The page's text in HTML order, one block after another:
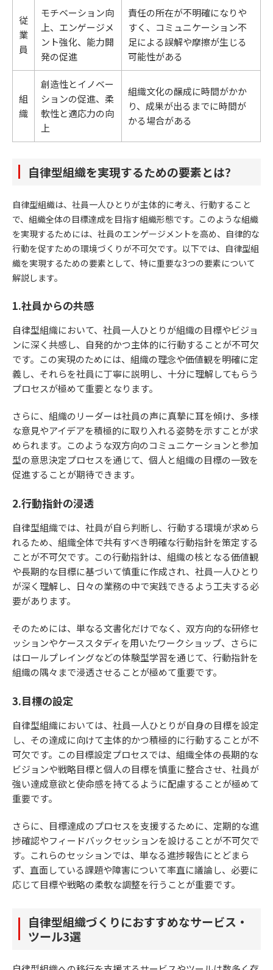
従
業
員
モチベーション向
上、エンゲージメ
ント強化、能力開
発の促進
責任の所在が不明確になりや
すく、コミュニケーション不
足による誤解や摩擦が生じる
可能性がある
組
織
創造性とイノベー
ションの促進、柔
軟性と適応力の向
上
組織文化の醸成に時間がかか
り、成果が出るまでに時間が
かる場合がある
自律型組織を実現するための要素とは？
自律型組織は、社員一人ひとりが主体的に考え、行動すること
で、組織全体の目標達成を目指す組織形態です。このような組織
を実現するためには、社員のエンゲージメントを高め、自律的な
行動を促すための環境づくりが不可欠です。以下では、自律型組
織を実現するための要素として、特に重要な3つの要素について
解説します。
1.社員からの共感
自律型組織において、社員一人ひとりが組織の目標やビジョ
ンに深く共感し、自発的かつ主体的に行動することが不可欠
です。この実現のためには、組織の理念や価値観を明確に定
義し、それらを社員に丁寧に説明し、十分に理解してもらう
プロセスが極めて重要となります。
さらに、組織のリーダーは社員の声に真摯に耳を傾け、多様
な意見やアイデアを積極的に取り入れる姿勢を示すことが求
められます。このような双方向のコミュニケーションと参加
型の意思決定プロセスを通じて、個人と組織の目標の一致を
促進することが期待できます。
2.行動指針の浸透
自律型組織では、社員が自ら判断し、行動する環境が求めら
れるため、組織全体で共有すべき明確な行動指針を策定する
ことが不可欠です。この行動指針は、組織の核となる価値観
や長期的な目標に基づいて慎重に作成され、社員一人ひとり
が深く理解し、日々の業務の中で実践できるよう工夫する必
要があります。
そのためには、単なる文書化だけでなく、双方向的な研修セ
ッションやケーススタディを用いたワークショップ、さらに
はロールプレイングなどの体験型学習を通じて、行動指針を
組織の隅々まで浸透させることが極めて重要です。
3.目標の設定
自律型組織においては、社員一人ひとりが自身の目標を設定
し、その達成に向けて主体的かつ積極的に行動することが不
可欠です。この目標設定プロセスでは、組織全体の長期的な
ビジョンや戦略目標と個人の目標を慎重に整合させ、社員が
強い達成意欲と使命感を持てるように配慮することが極めて
重要です。
さらに、目標達成のプロセスを支援するために、定期的な進
捗確認やフィードバックセッションを設けることが不可欠で
す。これらのセッションでは、単なる進捗報告にとどまら
ず、直面している課題や障害について率直に議論し、必要に
応じて目標や戦略の柔軟な調整を行うことが重要です。
自律型組織づくりにおすすめなサービス・
ツール3選